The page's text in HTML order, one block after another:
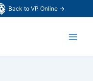
Back to VP Online →